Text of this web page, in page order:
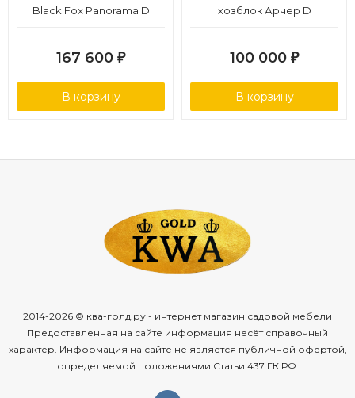
Black Fox Panorama D
167 600 ₽
В корзину
хозблок Арчер D
100 000 ₽
В корзину
2014-2026 © ква-голд.ру - интернет магазин садовой мебели
Предоставленная на сайте информация несёт справочный
характер. Информация на сайте не является публичной офертой,
определяемой положениями Статьи 437 ГК РФ.